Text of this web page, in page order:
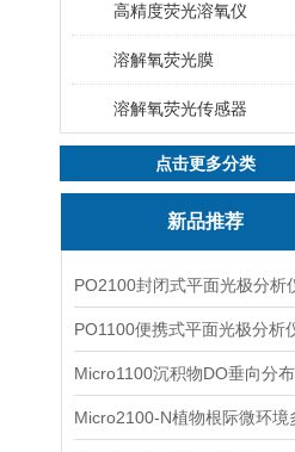
高精度荧光溶氧仪
溶解氧荧光膜
溶解氧荧光传感器
点击更多分类
新品推荐